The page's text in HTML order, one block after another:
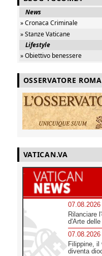
News
» Cronaca Criminale
» Stanze Vaticane
Lifestyle
» Obiettivo benessere
OSSERVATORE
VATICAN.VA
07.08.2026
Rilanciare
d'Arte
07.08.2026
Filippine, il
diventa